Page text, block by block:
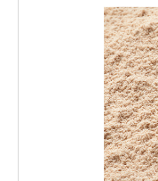
創・食Ｃｌｕｂ
安全・安心への取り
ニュースリリース